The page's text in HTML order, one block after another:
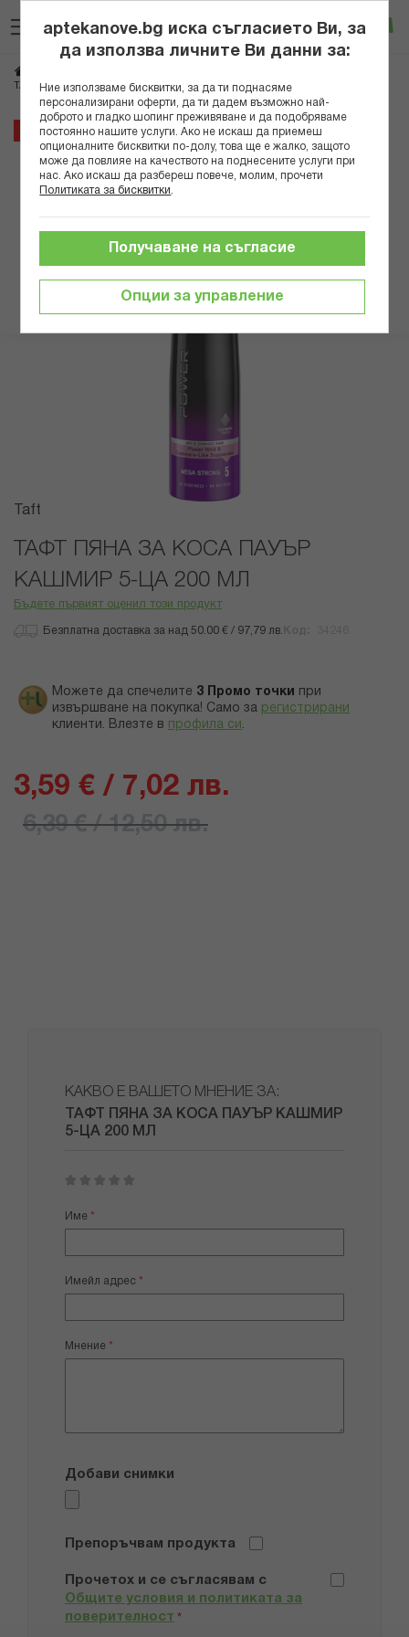
към
съдържанието
Вход
ТАФТ ПЯНА ЗА КОСА ПАУЪР КАШМИР 5-ЦА 200 МЛ
44%
Преминете
края
Преминете
началото
галерия
със
Taft
ТАФТ ПЯНА ЗА КОСА ПАУЪР
КАШМИР 5-ЦА 200 МЛ
Бъдете първият оценил този продукт
Безплатна доставка за над 50.00 € / 97,79 лв.
Можете да спечелите 3 Промо точки
при
извършване на покупка! Само за регистрирани
клиенти. Влезте в профила си .
3,59 € / 7,02 лв.
6,39 € / 12,50 лв.
КАКВО Е ВАШЕТО МНЕНИЕ ЗА:
ТАФТ ПЯНА ЗА КОСА ПАУЪР КАШМИР
5-ЦА 200 МЛ
star
stars
stars
stars
stars
Име
Имейл адрес
Мнение
Добави снимки
Препоръчвам продукта
Прочетох и се съгласявам с
Общите условия и политиката за
поверителност *
aptekanove.bg иска съгласието Ви, за
да използва личните Ви данни за:
Ние използваме бисквитки, за да ти поднасяме
персонализирани оферти, да ти дадем възможно най-
доброто и гладко шопинг преживяване и да подобряваме
постоянно нашите услуги. Ако не искаш да приемеш
опционалните бисквитки по-долу, това ще е жалко, защото
може да повлияе на качеството на поднесените услуги при
нас. Ако искаш да разбереш повече, молим, прочети
Политиката за бисквитки
Опции за управление
Получаване на съгласие